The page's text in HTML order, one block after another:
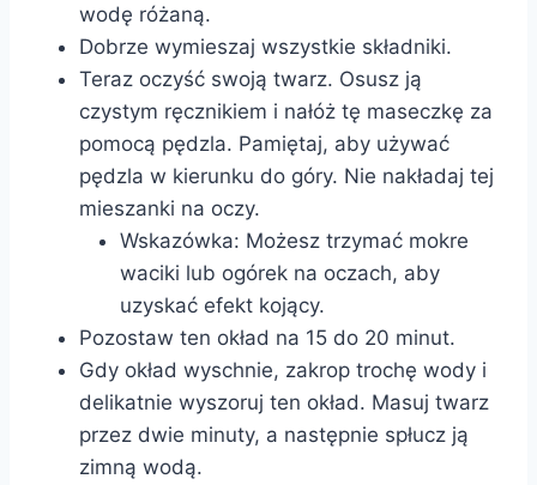
wodę różaną.
Dobrze wymieszaj wszystkie składniki.
Teraz oczyść swoją twarz. Osusz ją
czystym ręcznikiem i nałóż tę maseczkę za
pomocą pędzla. Pamiętaj, aby używać
pędzla w kierunku do góry. Nie nakładaj tej
mieszanki na oczy.
Wskazówka: Możesz trzymać mokre
waciki lub ogórek na oczach, aby
uzyskać efekt kojący.
Pozostaw ten okład na 15 do 20 minut.
Gdy okład wyschnie, zakrop trochę wody i
delikatnie wyszoruj ten okład. Masuj twarz
przez dwie minuty, a następnie spłucz ją
zimną wodą.